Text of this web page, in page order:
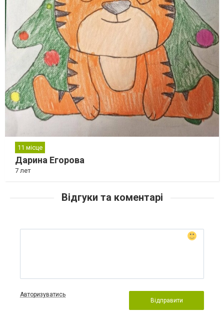
11 місце
Дарина Егорова
7 лет
Відгуки та коментарі
Авторизуватись
Відправити